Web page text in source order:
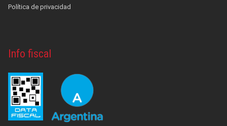
Política de privacidad
Info fiscal